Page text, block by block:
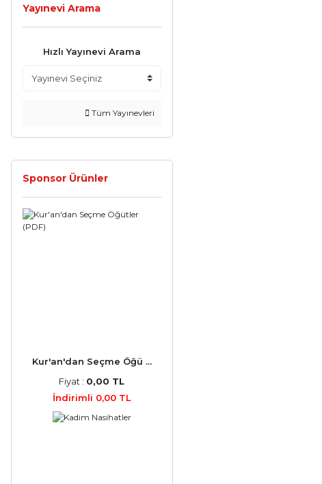
Yayınevi Arama
Hızlı Yayınevi Arama
Tüm Yayınevleri
Sponsor Ürünler
Kur'an'dan Seçme Öğü ...
Fiyat : 0,00 TL
İndirimli 0,00 TL